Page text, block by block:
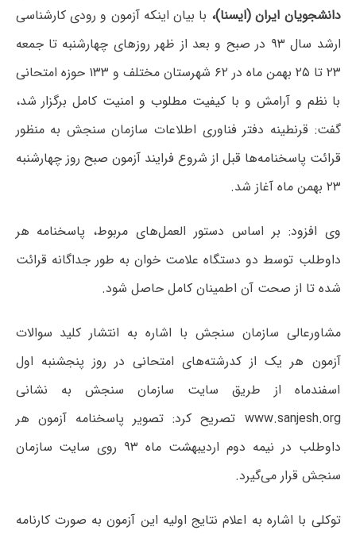
دانشجویان ایران (ایسنا)،‌ با بیان اینکه آزمون و رودی کارشناسی
ارشد سال ۹۳ در صبح و بعد از ظهر روزهای چهارشنبه تا جمعه
۲۳ تا ۲۵ بهمن ماه در ۶۲ شهرستان مختلف و ۱۳۳ حوزه امتحانی
با نظم و آرامش و با کیفیت مطلوب و امنیت کامل برگزار شد،
گفت: قرنطینه دفتر فناوری اطلاعات سازمان سنجش به منظور
قرائت پاسخنامه‌ها قبل از شروع فرایند آزمون صبح روز چهارشنبه
۲۳ بهمن ماه آغاز شد.
وی افزود: بر اساس دستور العمل‌های مربوط، پاسخنامه هر
داوطلب توسط دو دستگاه علامت خوان به طور جداگانه قرائت
شده تا از صحت آن اطمینان کامل حاصل شود.
مشاورعالی سازمان سنجش با اشاره به انتشار کلید سوالات
آزمون هر یک از کدرشته‌های امتحانی در روز پنجشنبه اول
اسفندماه از طریق سایت سازمان سنجش به نشانی
www.sanjesh.org تصریح کرد: تصویر پاسخنامه آزمون هر
داوطلب در نیمه دوم اردیبهشت ماه ۹۳ روی سایت سازمان
سنجش قرار می‌گیرد.
توکلی با اشاره به اعلام نتایج اولیه این آزمون به صورت کارنامه